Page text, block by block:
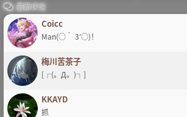
最新评论
Coicc
Man(○｀ 3′○)！
梅川苦茶子
[┌(。Д。)┐]
KKAYD
抓